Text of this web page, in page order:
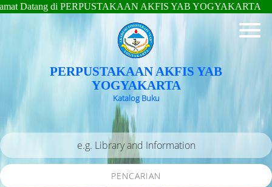
Datang di PERPUSTAKAAN AKFIS YAB YOGYAKARTA
PERPUSTAKAAN AKFIS YAB
YOGYAKARTA
Katalog Buku
PENCARIAN